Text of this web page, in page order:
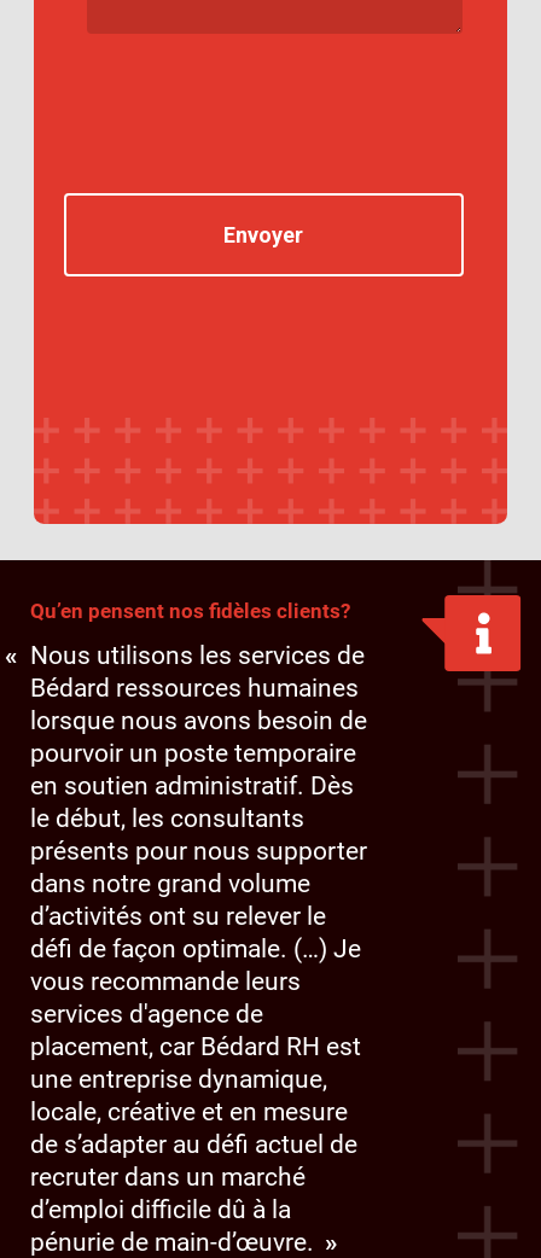
Qu’en pensent nos fidèles clients?
Nous utilisons les services de
Bédard ressources humaines
lorsque nous avons besoin de
pourvoir un poste temporaire
en soutien administratif. Dès
le début, les consultants
présents pour nous supporter
dans notre grand volume
d’activités ont su relever le
défi de façon optimale. (…) Je
vous recommande leurs
services d'agence de
placement, car Bédard RH est
une entreprise dynamique,
locale, créative et en mesure
de s’adapter au défi actuel de
recruter dans un marché
d’emploi difficile dû à la
pénurie de main-d’œuvre.